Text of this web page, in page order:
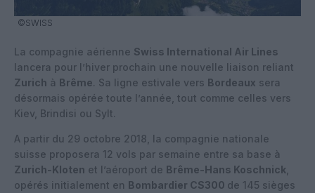
©SWISS
La compagnie aérienne Swiss International Air Lines
lancera pour l’hiver prochain une nouvelle liaison reliant
Zurich à Brême. Sa ligne estivale vers Bordeaux sera
désormais opérée toute l’année, tout comme celles vers
Kiev, Brindisi ou Sylt.
A partir du 29 octobre 2018, la compagnie nationale
suisse proposera 12 vols par semaine entre sa base à
Zurich-Kloten et l’aéroport de Brême-Hans Koschnick
opérés initialement en Bombardier CS300 de 145 sièges